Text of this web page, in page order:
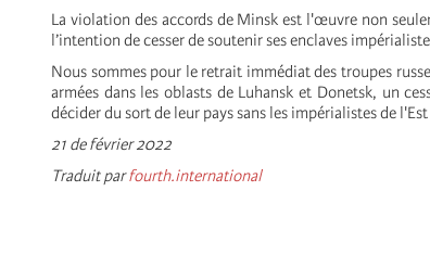
La violation des accords de Minsk est l'œuvre non
l’intention de cesser de soutenir ses enclaves
Nous sommes pour le retrait immédiat des troupes
armées dans les oblasts de Luhansk et Donetsk, un
décider du sort de leur pays sans les impérialistes de
21 de février 2022
Traduit parfourth.international